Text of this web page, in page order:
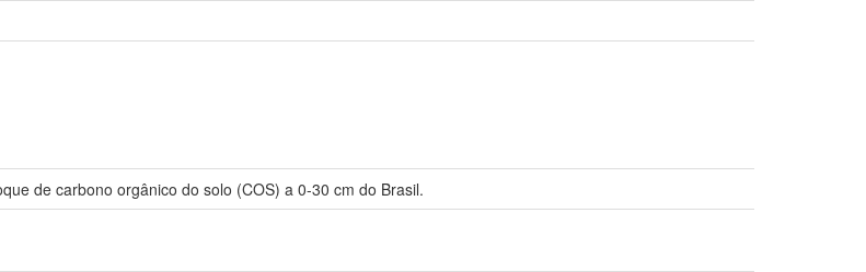
de carbono orgânico do solo (COS) a 0-30 cm do Brasil.